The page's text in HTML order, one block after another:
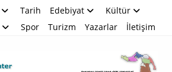
Tarih Edebiyat
Kültür
Spor Turizm Yazarlar İletişim